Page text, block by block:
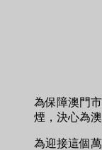
為保障澳門
煙，決心為
為迎接這個